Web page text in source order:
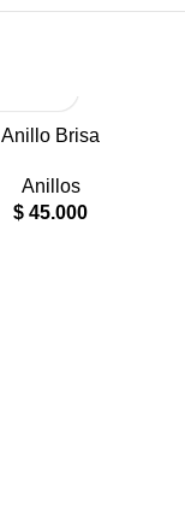
Anillo Brisa
Anillos
$ 45.000